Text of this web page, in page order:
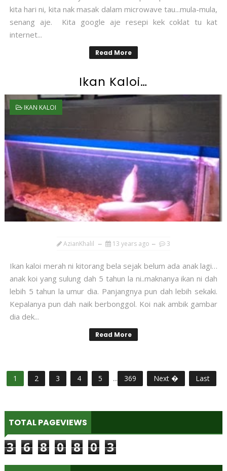
kita hari ni, kita nak masak dalam microwave tau...mula-mula,
senang aje. Kita google aje resepi kek coklat tu kat
internet...
Read More
Ikan Kaloi…
IKAN KALOI
AzianKhalil 13 years ago 3
Ikan kaloi merah ni kitorang bela sejak belum ada anak lagi…
anak koi yang sulung dah 5 tahun la ni..maknanya ikan ni dah
lebih 5 tahun la umur dia. Panjangnya pun dah lebih sekaki.
Kepalanya pun dah naik berbonggol. Koi nak ambik gambar
dia dek...
Read More
1 2 3 4 5 ... 369 Next � Last
TOTAL PAGEVIEWS
3 6 8 0 8 0 3